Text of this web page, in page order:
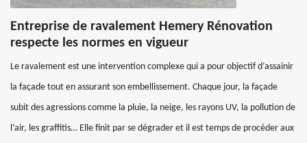
Entreprise de ravalement Hemery Rénovation
respecte les normes en vigueur
Le ravalement est une intervention complexe qui a pour objectif d’assainir
la façade tout en assurant son embellissement. Chaque jour, la façade
subit des agressions comme la pluie, la neige, les rayons UV, la pollution de
l’air, les graffitis… Elle finit par se dégrader et il est temps de procéder aux